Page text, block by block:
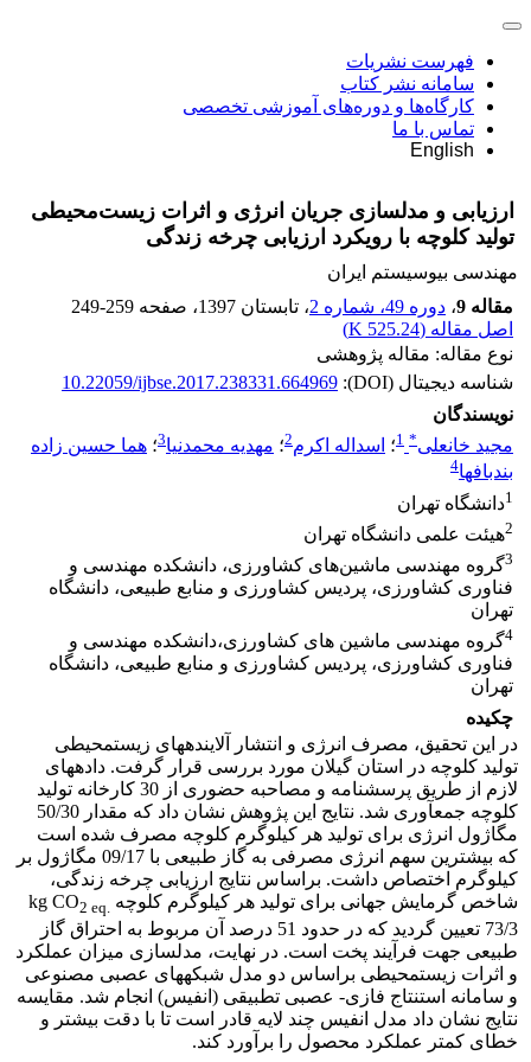
فهرست نشریات
سامانه نشر کتاب
کارگاه‌ها و دوره‌های آموزشی تخصصی
تماس با ما
English
ارزیابی و مدلسازی جریان انرژی و اثرات زیست‌محیطی
تولید کلوچه با رویکرد ارزیابی چرخه زندگی
مهندسی بیوسیستم ایران
مقاله 9
، دوره 49، شماره 2 ، تابستان 1397 ، صفحه 249-259
اصل مقاله (525.24 K
)
نوع مقاله: مقاله پژوهشی
شناسه دیجیتال (DOI):
10.22059/ijbse.2017.238331.664969
نویسندگان
مجید خانعلی*
1؛ اسداله اکرم2؛ مهدیه محمدنیا3؛ هما حسین زاده
بندبافها4
1دانشگاه تهران
2هیئت علمی دانشگاه تهران
3گروه مهندسی ماشین‌های کشاورزی، دانشکده مهندسی و
فناوری کشاورزی، پردیس کشاورزی و منابع طبیعی، دانشگاه
تهران
4گروه مهندسی ماشین های کشاورزی،دانشکده مهندسی و
فناوری کشاورزی، پردیس کشاورزی و منابع طبیعی، دانشگاه
تهران
چکیده
در این تحقیق، مصرف انرژی و انتشار آلاینده­های زیست­محیطی
تولید کلوچه در استان گیلان مورد بررسی قرار گرفت. داده­های
لازم از طریق پرسش­نامه و مصاحبه­ حضوری از 30 کارخانه تولید
کلوچه جمع­آوری شد. نتایج این پژوهش نشان داد که مقدار 50/30
مگاژول انرژی برای تولید هر کیلوگرم کلوچه مصرف شده­ است
که بیشترین سهم انرژی مصرفی به گاز طبیعی با 09/17 مگاژول بر
کیلوگرم اختصاص داشت. بر­اساس نتایج ارزیابی چرخه زندگی،
شاخص گرمایش جهانی برای تولید هر کیلوگرم کلوچه kg CO 2 eq.
73/3 تعیین گردید که در حدود 51 درصد آن مربوط به احتراق گاز
طبیعی جهت فرآیند پخت است. در نهایت، مدل­سازی میزان عملکرد
و اثرات زیست­محیطی بر­اساس دو مدل شبکه­های عصبی مصنوعی
و سامانه استنتاج فازی- عصبی تطبیقی (انفیس) انجام شد. مقایسه
نتایج نشان داد مدل انفیس چند لایه قادر است تا با دقت بیشتر و
خطای کمتر عملکرد محصول را برآورد کند.